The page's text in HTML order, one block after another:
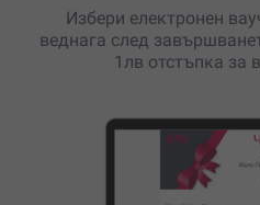
Избери електронен
веднага след
1лв отстъпка за